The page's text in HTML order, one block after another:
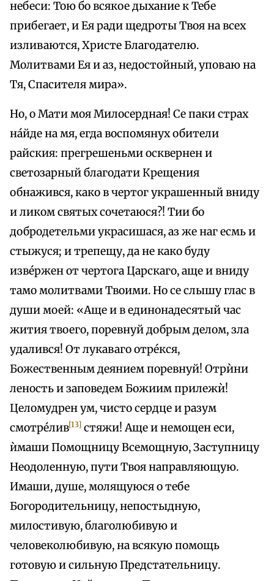
небеси: Тою бо всякое дыхание к Тебе
прибегает, и Ея ради щедроты Твоя на всех
изливаются, Христе Благодателю.
Молитвами Ея и аз, недостойный, уповаю на
Тя, Спасителя мира».
Но, о Мати моя Милосердная! Се паки страх
на́йде на мя, егда воспомянух обители
райския: прегрешеньми осквернен и
светозарный благодати Крещения
обнажився, како в чертог украшенный вниду
и ликом святых сочетаюся?! Тии бо
добродетельми украсишася, аз же наг есмь и
стыжуся; и трепещу, да не како буду
изве́ржен от чертога Царскаго, аще и вниду
тамо молитвами Твоими. Но се слышу глас в
души моей: «Аще и в единонадесятый час
жития твоего, поревнуй добрым делом, зла
удалився! От лукаваго отре́кся,
Божественным деянием поревнуй! Отрѝни
леность и заповедем Божиим прилежѝ!
Целомудрен ум, чисто сердце и разум
смотре́лив[13] стяжи! Аще и немощен еси,
ѝмаши Помощницу Всемощную, Заступницу
Неодоленную, пути Твоя направляющую.
Имаши, душе, молящуюся о тебе
Богородительницу, непостыдную,
милостивую, благолюбивую и
человеколюбивую, на всякую помощь
готовую и сильную Предстательницу.